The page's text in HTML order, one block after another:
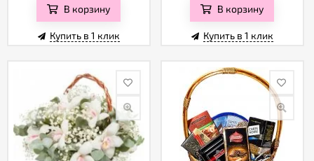
В корзину
Купить в 1 клик
В корзину
Купить в 1 клик